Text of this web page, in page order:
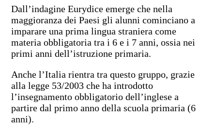
Dall’indagine Eurydice emerge che nella
maggioranza dei Paesi gli alunni cominciano a
imparare una prima lingua straniera come
materia obbligatoria tra i 6 e i 7 anni, ossia nei
primi anni dell’istruzione primaria.
Anche l’Italia rientra tra questo gruppo, grazie
alla legge 53/2003 che ha introdotto
l’insegnamento obbligatorio dell’inglese a
partire dal primo anno della scuola primaria (6
anni).